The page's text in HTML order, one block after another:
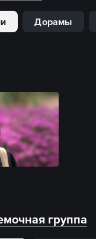
Дорамы
группа